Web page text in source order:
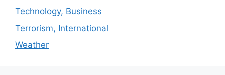
Technology, Business
Terrorism, International
Weather